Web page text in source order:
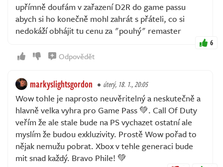
upřímně doufám v zařazení D2R do game passu
abych si ho konečně mohl zahrát s přáteli, co si
nedokáží obhájit tu cenu za "pouhý" remaster
6
Odpovědět
markyslightsgordon úterý, 18. 1., 20:05
Wow tohle je naprosto neuvěritelný a neskutečně a
hlavně velka vyhra pro Game Pass 💚. Call Of Duty
veřím že ale stale bude na PS vychazet ostatní ale
myslím že budou exkluzivity. Prostě Wow pořad to
nějak nemužu pobrat. Xbox v tehle generaci bude
mit snad každý. Bravo Phile! 💚